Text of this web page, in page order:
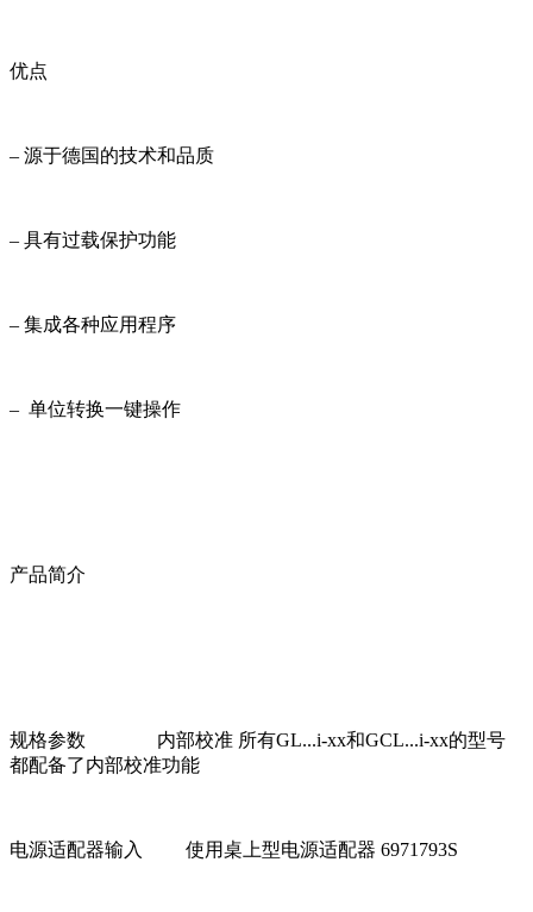
优点
– 源于德国的技术和品质
– 具有过载保护功能
– 集成各种应用程序
– 单位转换一键操作
产品简介
规格参数 内部校准 所有GL...i-xx和GCL...i-xx的型号
都配备了内部校准功能
电源适配器输入 使用桌上型电源适配器 6971793S